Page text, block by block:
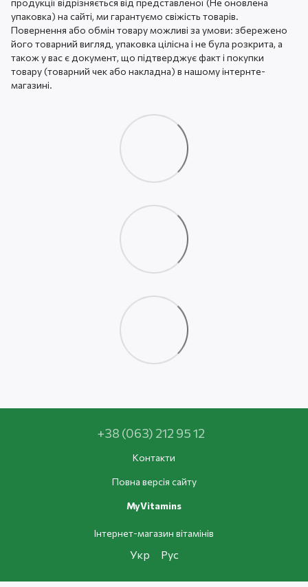
упаковка) на сайті, ми гарантуємо свіжість товарів.
Повернення або обмін товару можливі за умови: збережено
його товарний вигляд, упаковка цілісна і не була розкрита, а
також у вас є документ, що підтверджує факт і покупки
товару (товарний чек або накладна) в нашому інтернте-
магазині.
+38 (063) 212 95 12
Контакти
Повна версія сайту
MyVitamins
Інтернет-магазин вітамінів
Укр Рус